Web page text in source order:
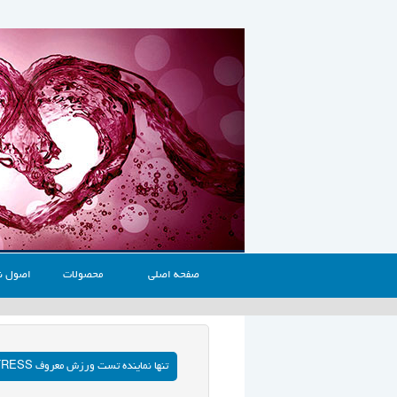
صفحه اصلی محصولات اصول
تنها نماینده تست ورزش معروف BIOSTRESS آمریکا ۰۲۱۲۲۲۲۷۵۸۸